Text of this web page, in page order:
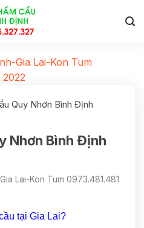
Gia Lai-Kon Tum
Quy Nhơn Bình Định
Nhơn Bình Định
Lai-Kon Tum 0973.481.481
tại Gia Lai?